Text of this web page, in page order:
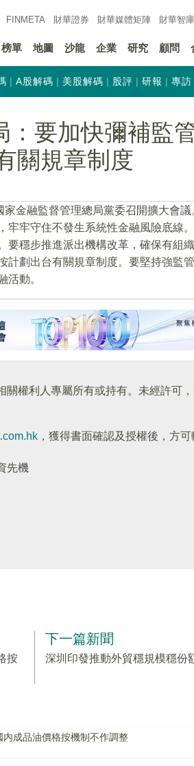
FINMETA 財華證券 財華媒體矩陣 財華智
榜單 地圖 沙龍 企業 研究 顧問
A股解碼 美股解碼 股評 研報 專訪
：要加快彌補監
關規章制度
金融監督管理總局黨委召開擴大會
牢牢守住不發生系統性金融風險底線
要穩步推進派出機構改革，確保有組
劃出台有關規章制度。要堅持強監
活動。
權利人專屬所有或持有。未經許可，
，獲得書面確認及授權後，方可
先機
按
下一篇新聞
深圳印發推動外貿穩規模穩份
成品油價格按機制不作調整